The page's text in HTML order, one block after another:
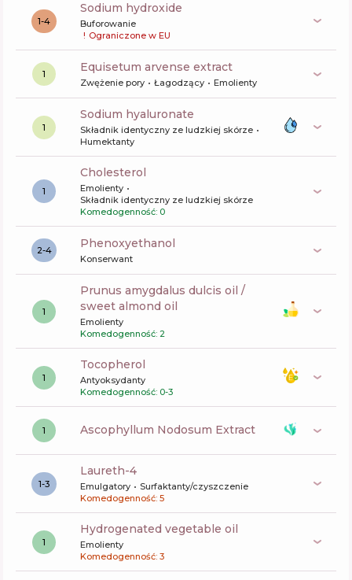
1-4
sodium hydroxide
Buforowanie
! Ograniczone w EU
1 equisetum arvense extract
Zwężenie pory Łagodzący Emolienty
1
sodium hyaluronate
Składnik identyczny ze ludzkiej skórze
Humektanty
1
cholesterol
Emolienty
Składnik identyczny ze ludzkiej skórze
Komedogenność: 0
2-4 phenoxyethanol
Konserwant
1
prunus amygdalus dulcis oil /
sweet almond oil
Emolienty
Komedogenność: 2
1
tocopherol
Antyoksydanty
Komedogenność: 0-3
1 Ascophyllum Nodosum Extract
1-3
laureth-4
Emulgatory
Surfaktanty/czyszczenie
Komedogenność: 5
1
hydrogenated vegetable oil
Emolienty
Komedogenność: 3